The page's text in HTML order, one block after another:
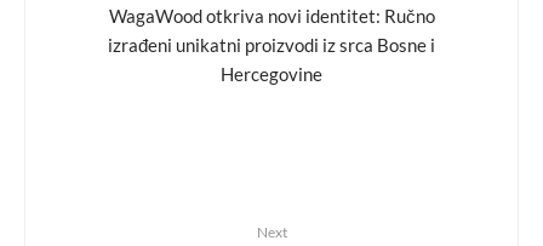
WagaWood otkriva novi identitet: Ručno
izrađeni unikatni proizvodi iz srca Bosne i
Hercegovine
Next